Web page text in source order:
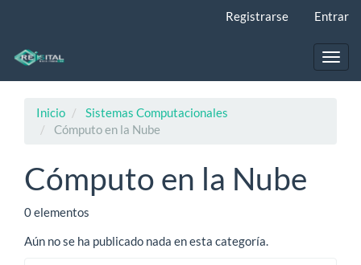
principal
Registrarse Entrar
Inicio
Sistemas Computacionales
Cómputo en la Nube
Cómputo en la Nube
0 elementos
Aún no se ha publicado nada en esta categoría.